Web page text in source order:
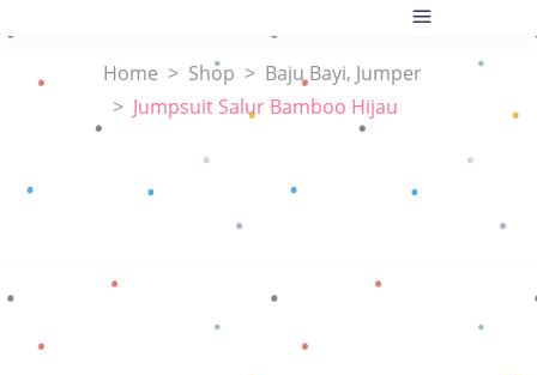
Home > Shop > Baju Bayi, Jumper
> Jumpsuit Salur Bamboo Hijau